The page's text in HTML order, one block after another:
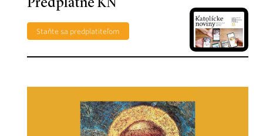
Predplatné KN
Staňte sa predplatiteľom